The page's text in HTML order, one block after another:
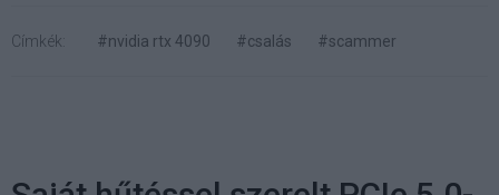
Címkék: #nvidia rtx 4090 #csalás #scammer